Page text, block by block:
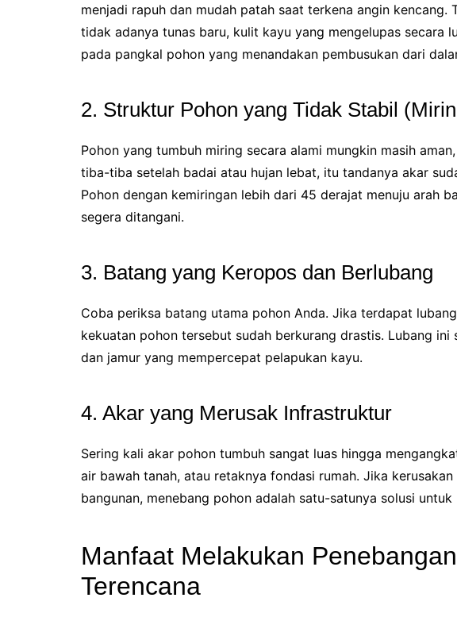
menjadi rapuh dan mudah patah saat terkena angin kencang.
tidak adanya tunas baru, kulit kayu yang mengelupas secara
pada pangkal pohon yang menandakan pembusukan dari
2. Struktur Pohon yang Tidak Stabil
Pohon yang tumbuh miring secara alami mungkin masih
tiba-tiba setelah badai atau hujan lebat, itu tandanya akar
Pohon dengan kemiringan lebih dari 45 derajat menuju arah
segera ditangani.
3. Batang yang Keropos dan Berlubang
Coba periksa batang utama pohon Anda. Jika terdapat
kekuatan pohon tersebut sudah berkurang drastis. Lubang ini
dan jamur yang mempercepat pelapukan kayu.
4. Akar yang Merusak Infrastruktur
Sering kali akar pohon tumbuh sangat luas hingga
air bawah tanah, atau retaknya fondasi rumah. Jika
bangunan, menebang pohon adalah satu-satunya solusi
Manfaat Melakukan
Terencana